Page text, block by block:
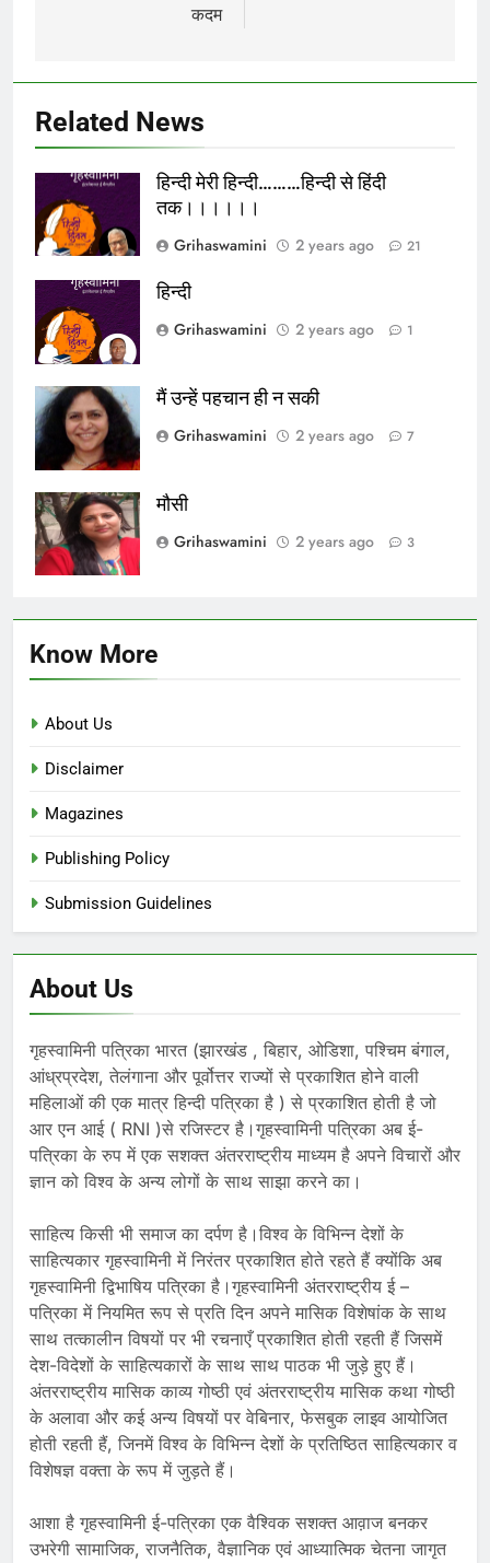
कदम
Related News
हिन्दी मेरी हिन्दी………हिन्दी से हिंदी
तक।।।।।।
Grihaswamini
2 years ago 21
हिन्दी
Grihaswamini
2 years ago 1
मैं उन्हें पहचान ही न सकी
Grihaswamini
2 years ago 7
मौसी
Grihaswamini
2 years ago 3
Know More
About Us
Disclaimer
Magazines
Publishing Policy
Submission Guidelines
About Us
गृहस्वामिनी पत्रिका भारत (झारखंड , बिहार, ओडिशा, पश्चिम बंगाल,
आंध्रप्रदेश, तेलंगाना और पूर्वोत्तर राज्यों से प्रकाशित होने वाली
महिलाओं की एक मात्र हिन्दी पत्रिका है ) से प्रकाशित होती है जो
आर एन आई ( RNI )से रजिस्टर है।गृहस्वामिनी पत्रिका अब ई-
पत्रिका के रुप में एक सशक्त अंतरराष्ट्रीय माध्यम है अपने विचारों और
ज्ञान को विश्व के अन्य लोगों के साथ साझा करने का।
साहित्य किसी भी समाज का दर्पण है।विश्व के विभिन्न देशों के
साहित्यकार गृहस्वामिनी में निरंतर प्रकाशित होते रहते हैं क्योंकि अब
गृहस्वामिनी द्विभाषिय पत्रिका है।गृहस्वामिनी अंतरराष्ट्रीय ई –
पत्रिका में नियमित रूप से प्रति दिन अपने मासिक विशेषांक के साथ
साथ तत्कालीन विषयों पर भी रचनाएँ प्रकाशित होती रहती हैं जिसमें
देश-विदेशों के साहित्यकारों के साथ साथ पाठक भी जुड़े हुए हैं।
अंतरराष्ट्रीय मासिक काव्य गोष्ठी एवं अंतरराष्ट्रीय मासिक कथा गोष्ठी
के अलावा और कई अन्य विषयों पर वेबिनार, फेसबुक लाइव आयोजित
होती रहती हैं, जिनमें विश्व के विभिन्न देशों के प्रतिष्ठित साहित्यकार व
विशेषज्ञ वक्ता के रूप में जुड़ते हैं।
आशा है गृहस्वामिनी ई-पत्रिका एक वैश्विक सशक्त आव़ाज बनकर
उभरेगी सामाजिक, राजनैतिक, वैज्ञानिक एवं आध्यात्मिक चेतना जागृत